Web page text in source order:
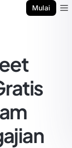
Mulai